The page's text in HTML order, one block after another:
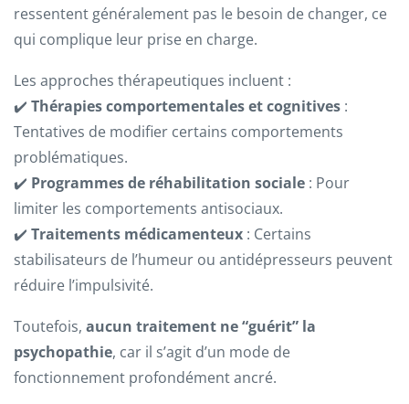
ressentent généralement pas le besoin de changer, ce
qui complique leur prise en charge.
Les approches thérapeutiques incluent :
✔️ Thérapies comportementales et cognitives :
Tentatives de modifier certains comportements
problématiques.
✔️ Programmes de réhabilitation sociale : Pour
limiter les comportements antisociaux.
✔️ Traitements médicamenteux : Certains
stabilisateurs de l’humeur ou antidépresseurs peuvent
réduire l’impulsivité.
Toutefois, aucun traitement ne “guérit” la
psychopathie, car il s’agit d’un mode de
fonctionnement profondément ancré.